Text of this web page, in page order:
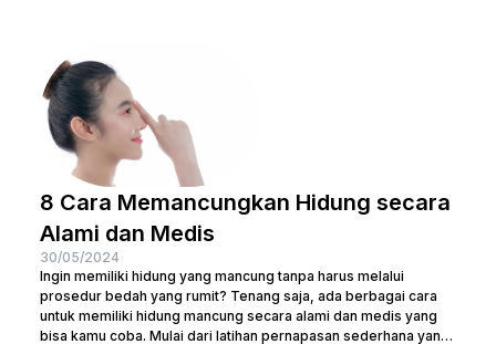
simak penjelasan lengkapnya di bawah ini. 5 Penyebab Double
Chin Penyebab...
8 Cara Memancungkan Hidung secara
Alami dan Medis
30/05/2024
Ingin memiliki hidung yang mancung tanpa harus melalui
prosedur bedah yang rumit? Tenang saja, ada berbagai cara
untuk memiliki hidung mancung secara alami dan medis yang
bisa kamu coba. Mulai dari latihan pernapasan sederhana yang